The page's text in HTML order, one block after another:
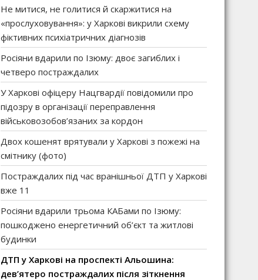
Не митися, не голитися й скаржитися на
«прослуховування»: у Харкові викрили схему
фіктивних психіатричних діагнозів
Росіяни вдарили по Ізюму: двоє загиблих і
четверо постраждалих
У Харкові офіцеру Нацгвардії повідомили про
підозру в організації переправлення
військовозобов’язаних за кордон
Двох кошенят врятували у Харкові з пожежі на
смітнику (фото)
Постраждалих під час вранішньої ДТП у Харкові
вже 11
Росіяни вдарили трьома КАБами по Ізюму:
пошкоджено енергетичний об’єкт та житлові
будинки
ДТП у Харкові на проспекті Альошина:
дев’ятеро постраждалих після зіткнення